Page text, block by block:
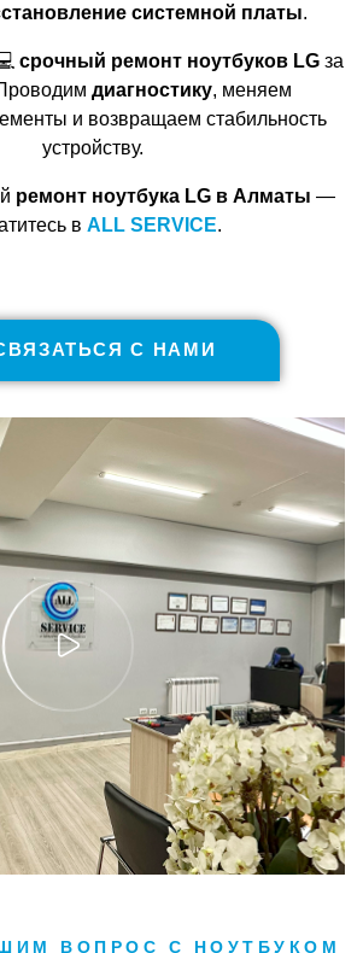
системной платы.
срочный ремонт ноутбуков LGза
диагностику, меняем
и возвращаем стабильность
устройству.
ремонт ноутбука LG в Алматы —
в ALL SERVICE.
С НАМИ
ВОПРОС С НОУТБУКОМ